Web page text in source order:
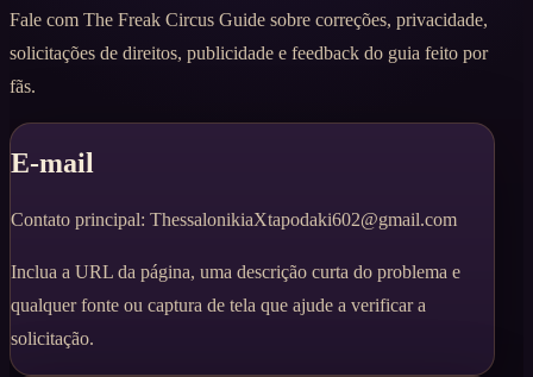
Fale com The Freak Circus Guide sobre correções, privacidade,
solicitações de direitos, publicidade e feedback do guia feito por
fãs.
E-mail
Contato principal: ThessalonikiaXtapodaki602@gmail.com
Inclua a URL da página, uma descrição curta do problema e
qualquer fonte ou captura de tela que ajude a verificar a
solicitação.